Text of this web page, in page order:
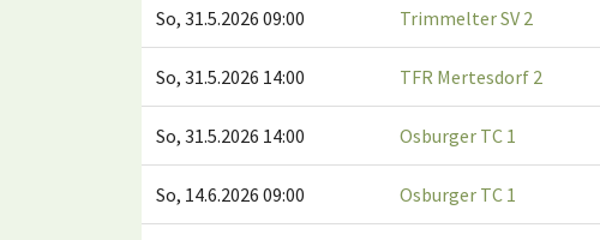
So, 31.5.2026 09:00 Trimmelter SV 2
So, 31.5.2026 14:00 TFR Mertesdorf 2
So, 31.5.2026 14:00 Osburger TC 1
So, 14.6.2026 09:00 Osburger TC 1